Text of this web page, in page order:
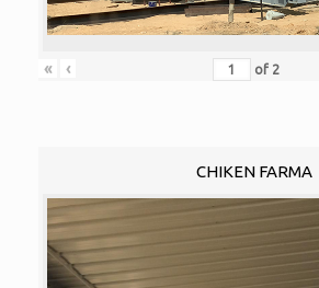
« ‹ of 2
CHIKEN FARMA